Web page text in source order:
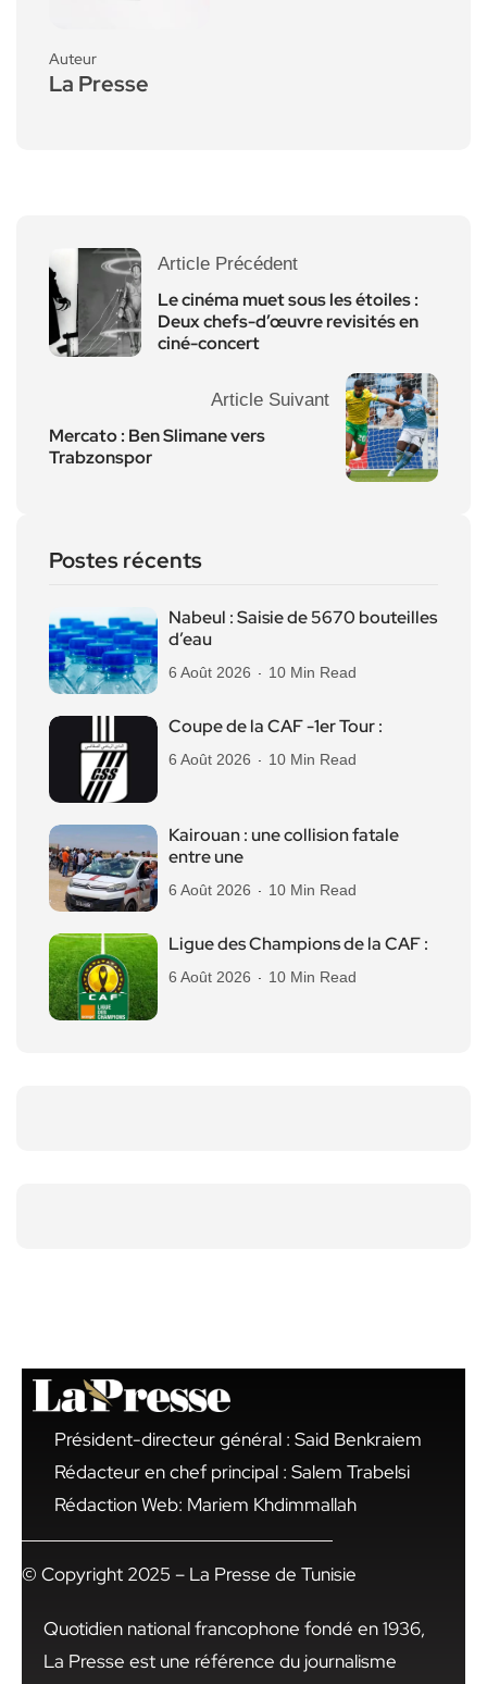
Auteur
La Presse
Article Précédent
Le cinéma muet sous les étoiles :
Deux chefs-d’œuvre revisités en
ciné-concert
Article Suivant
Mercato : Ben Slimane vers
Trabzonspor
Postes récents
Nabeul : Saisie de 5670 bouteilles
d’eau
6 Août 2026 10 Min Read
Coupe de la CAF -1er Tour :
6 Août 2026 10 Min Read
Kairouan : une collision fatale
entre une
6 Août 2026 10 Min Read
Ligue des Champions de la CAF :
6 Août 2026 10 Min Read
Président-directeur général : Said Benkraiem
Rédacteur en chef principal : Salem Trabelsi
Rédaction Web: Mariem Khdimmallah
© Copyright 2025 – La Presse de Tunisie
Quotidien national francophone fondé en 1936,
La Presse est une référence du journalisme